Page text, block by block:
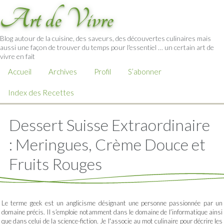
Art de Vivre
Blog autour de la cuisine, des saveurs, des découvertes culinaires mais
aussi une façon de trouver du temps pour l'essentiel … un certain art de
vivre en fait
Accueil Archives Profil S’abonner
Index des Recettes
Dessert Suisse Extraordinaire
: Meringues, Crème Douce et
Fruits Rouges
Le terme geek est un anglicisme désignant une personne passionnée par un
domaine précis. Il s’emploie notamment dans le domaine de l’informatique ainsi
que dans celui de la science-fiction. Je l'associe au mot culinaire pour décrire les